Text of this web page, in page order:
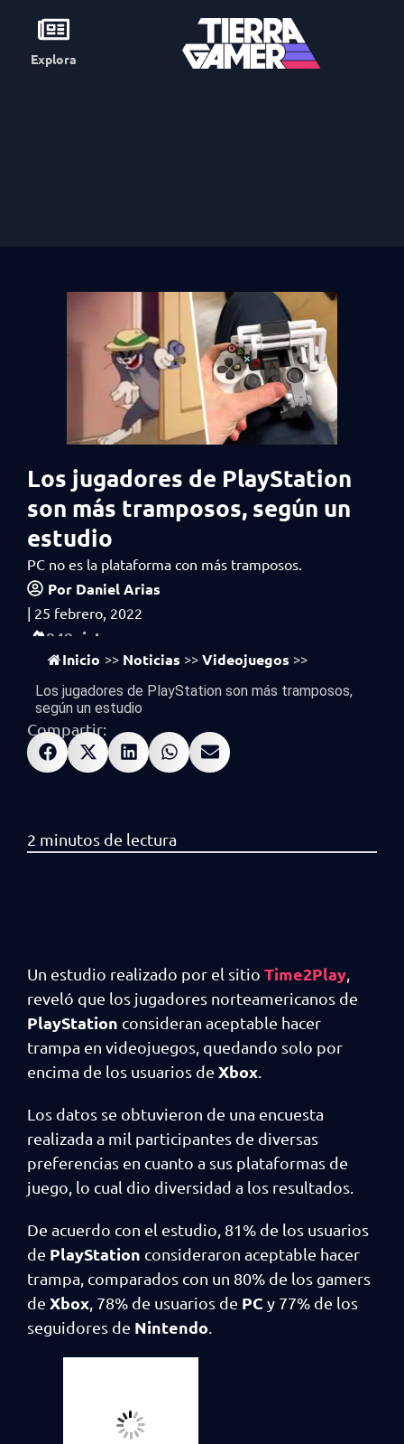
Explora
Los jugadores de PlayStation
son más tramposos, según un
estudio
PC no es la plataforma con más tramposos.
Por Daniel Arias
| 25 febrero, 2022
949 vistas
Inicio >> Noticias >> Videojuegos >>
Los jugadores de PlayStation son más tramposos,
según un estudio
Compartir:
Un estudio realizado por el sitio Time2Play
reveló que los jugadores norteamericanos de
PlayStation consideran aceptable hacer
trampa en videojuegos, quedando solo por
encima de los usuarios de Xbox
Los datos se obtuvieron de una encuesta
realizada a mil participantes de diversas
preferencias en cuanto a sus plataformas de
juego, lo cual dio diversidad a los resultados.
De acuerdo con el estudio, 81% de los usuarios
de PlayStation consideraron aceptable hacer
trampa, comparados con un 80% de los gamers
de Xbox , 78% de usuarios de PC y 77% de los
seguidores de Nintendo